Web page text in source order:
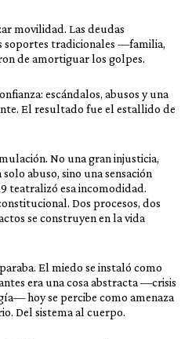
movilidad. Las deudas
soportes tradicionales —familia,
de amortiguar los golpes.
escándalos, abusos y una
El resultado fue el estallido de
No una gran injusticia,
abuso, sino una sensación
teatralizó esa incomodidad.
Dos procesos, dos
se construyen en la vida
El miedo se instaló como
era una cosa abstracta —crisis
hoy se percibe como amenaza
Del sistema al cuerpo.